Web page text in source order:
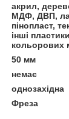
акрил,
МДФ, ДВП,
пінопласт,
інші
кольорових
50 мм
немає
однозахідна
Фреза